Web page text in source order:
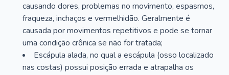
causando dores, problemas no movimento, espasmos,
fraqueza, inchaços e vermelhidão. Geralmente é
causada por movimentos repetitivos e pode se tornar
uma condição crônica se não for tratada;
Escápula alada, no qual a escápula (osso localizado
nas costas) possui posição errada e atrapalha os